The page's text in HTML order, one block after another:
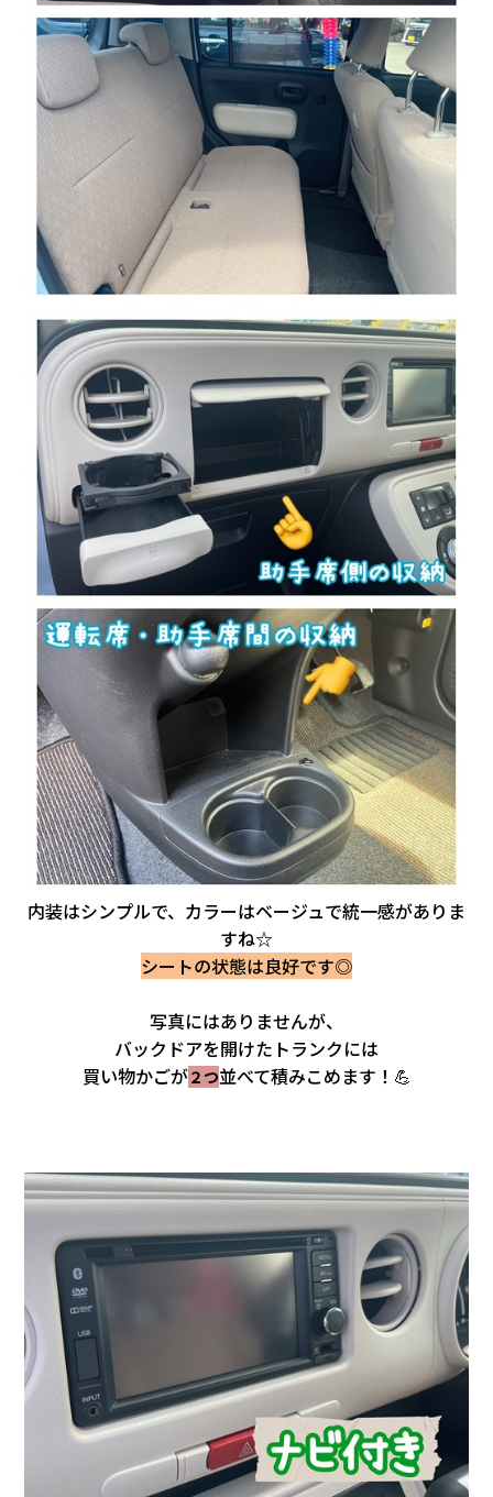
内装はシンプルで、カラーはベージュで統一感がありま
すね☆
シートの状態は良好です◎
写真にはありませんが、
バックドアを開けたトランクには
買い物かごが２つ並べて積みこめます！💪